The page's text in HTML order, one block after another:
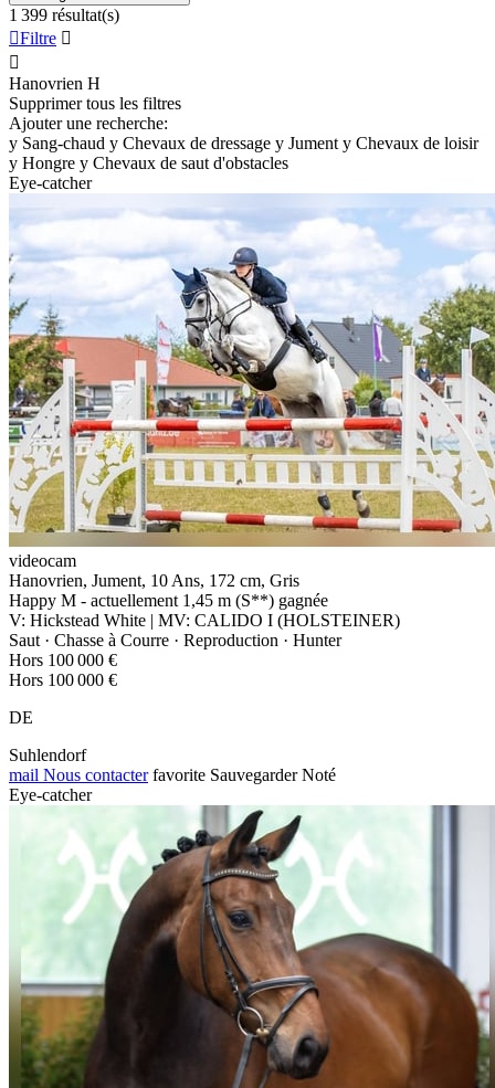
1 399 résultat(s)
Filtre 

Hanovrien H
Supprimer tous les filtres
Ajouter une recherche:
y Sang-chaud y Chevaux de dressage y Jument y Chevaux de loisir
y Hongre y Chevaux de saut d'obstacles
Eye-catcher
videocam
Hanovrien, Jument, 10 Ans, 172 cm, Gris
Happy M - actuellement 1,45 m (S**) gagnée
V: Hickstead White | MV: CALIDO I (HOLSTEINER)
Saut · Chasse à Courre · Reproduction · Hunter
Hors 100 000 €
Hors 100 000 €
DE
Suhlendorf
mail Nous contacter favorite Sauvegarder Noté
Eye-catcher